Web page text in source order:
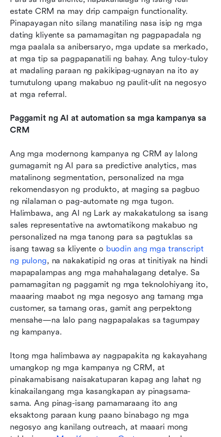
estate CRM na may drip campaign functionality.
Pinapayagan nito silang manatiling nasa isip ng mga
dating kliyente sa pamamagitan ng pagpapadala ng
mga paalala sa anibersaryo, mga update sa merkado,
at mga tip sa pagpapanatili ng bahay. Ang tuloy-tuloy
at madaling paraan ng pakikipag-ugnayan na ito ay
tumutulong upang makabuo ng paulit-ulit na negosyo
at mga referral.
Paggamit ng AI at automation sa mga kampanya sa
CRM
Ang mga modernong kampanya ng CRM ay lalong
gumagamit ng AI para sa predictive analytics, mas
matalinong segmentation, personalized na mga
rekomendasyon ng produkto, at maging sa pagbuo
ng nilalaman o pag-automate ng mga tugon.
Halimbawa, ang AI ng Lark ay makakatulong sa isang
sales representative na awtomatikong makabuo ng
personalized na mga tanong para sa pagtuklas sa
isang tawag sa kliyente o buodin ang mga transcript
ng pulong, na nakakatipid ng oras at tinitiyak na hindi
mapapalampas ang mga mahahalagang detalye. Sa
pamamagitan ng paggamit ng mga teknolohiyang ito,
maaaring maabot ng mga negosyo ang tamang mga
customer, sa tamang oras, gamit ang perpektong
mensahe—na lalo pang nagpapalakas sa tagumpay
ng kampanya.
Itong mga halimbawa ay nagpapakita ng kakayahang
umangkop ng mga kampanya ng CRM, at
pinakamabisang naisakatuparan kapag ang lahat ng
kinakailangang mga kasangkapan ay pinagsama-
sama. Ang pinag-isang pamamaraang ito ang
eksaktong paraan kung paano binabago ng mga
negosyo ang kanilang outreach, at maaari mong